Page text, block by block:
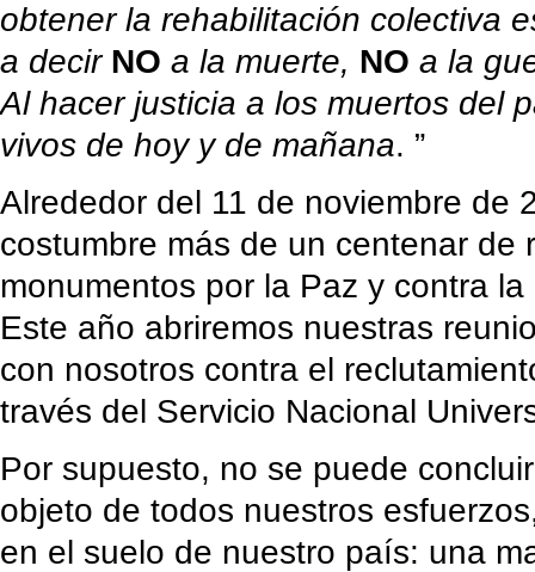
obtener la rehabilitación colectiva
a decir NO a la muerte, NO a la
Al hacer justicia a los muertos del
vivos de hoy y de mañana. ”
Alrededor del 11 de noviembre de
costumbre más de un centenar
monumentos por la Paz y contra
Este año abriremos nuestras
con nosotros contra el
través del Servicio Nacional
Por supuesto, no se puede
objeto de todos nuestros
en el suelo de nuestro país: una